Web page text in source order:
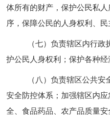
体所有的财产，保护公民私
序，保障公民的人身权利、民
（七）负责辖区内行
护公民人身权利；保护各种经
（八）负责辖区公共
安全防控体系；加强辖区内
全、食品药品、农产品质量